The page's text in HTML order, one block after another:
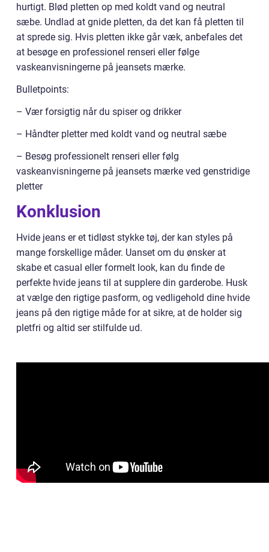
hurtigt. Blød pletten op med koldt vand og neutral
sæbe. Undlad at gnide pletten, da det kan få pletten til
at sprede sig. Hvis pletten ikke går væk, anbefales det
at besøge en professionel renseri eller følge
vaskeanvisningerne på jeansets mærke.
Bulletpoints:
– Vær forsigtig når du spiser og drikker
– Håndter pletter med koldt vand og neutral sæbe
– Besøg professionelt renseri eller følg
vaskeanvisningerne på jeansets mærke ved genstridige
pletter
Konklusion
Hvide jeans er et tidløst stykke tøj, der kan styles på
mange forskellige måder. Uanset om du ønsker at
skabe et casual eller formelt look, kan du finde de
perfekte hvide jeans til at supplere din garderobe. Husk
at vælge den rigtige pasform, og vedligehold dine hvide
jeans på den rigtige måde for at sikre, at de holder sig
pletfri og altid ser stilfulde ud.